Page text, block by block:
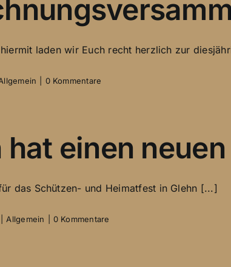
laden wir Euch recht herzlich zur
0 Kommentare
hat einen
das Schützen- und Heimatfest in Glehn [...]
Allgemein 0 Kommentare